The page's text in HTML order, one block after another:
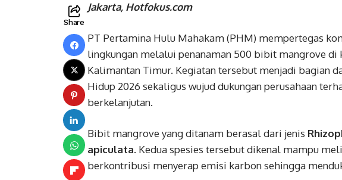
Share
Jakarta, Hotfokus.com
PT Pertamina Hulu Mahakam (PHM) mempertegas
lingkungan melalui penanaman 500 bibit mangrove di
Kalimantan Timur. Kegiatan tersebut menjadi bagian
Hidup 2026 sekaligus wujud dukungan perusahaan
berkelanjutan.
Bibit mangrove yang ditanam berasal dari jenis
apiculata. Kedua spesies tersebut dikenal mampu
berkontribusi menyerap emisi karbon sehingga